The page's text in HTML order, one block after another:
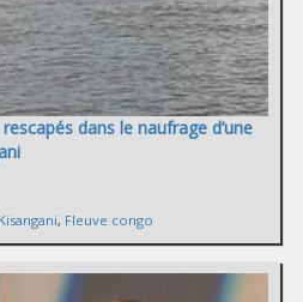
dans le naufrage d’une
Kisangani, Fleuve congo